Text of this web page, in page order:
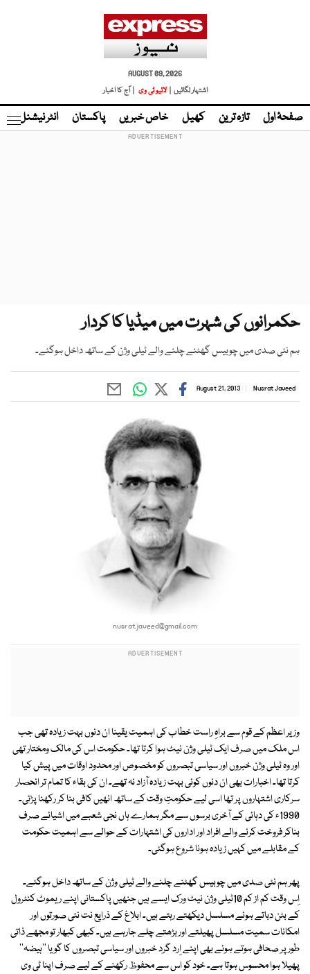
AUGUST 09, 2026
اشتہار لگائیں |
لائیو ٹی وی | آج کا اخبار
صفحۂ اول تازہ ترین کھیل خاص خبریں پاکستان انٹر نیشنل
حکمرانوں کی شہرت میں میڈیا کا کردار
ہم نئی صدی میں چوبیس گھٹنے چلنے والے ٹیلی وژن کے ساتھ داخل ہوگئے۔
Nusrat Javeed
August 21, 2013
nusrat.javeed@gmail.com
وزیر اعظم کے قوم سے براہِ راست خطاب کی اہمیت یقینا ان دنوں بہت زیادہ تھی جب
اس ملک میں صرف ایک ٹیلی وژن نیٹ ہوا کرتا تھا۔ حکومت اس کی مالک ومختار تھی
اور وہ ٹیلی وژن خبروں اور سیاسی تبصروں کو مخصوص اور محدود اوقات میں پیش کیا
کرتا تھا۔ اخبارات بھی ان دنوں کوئی بہت زیادہ آزاد نہ تھے۔ ان کی بقاء کا تمام تر انحصار
سرکاری اشتہاروں پر تھا اسی لیے حکومتِ وقت کے ساتھ انھیں کافی بنا کر رکھنا پڑتی۔
1990ء کی دہائی کے آخری برسوں سے مگر ہمارے ہاں نجی شعبے میں اشیائے صرف
بناکر فروخت کرنے والے افراد اور اداروں کی اشتہارات کے حوالے سے اہمیت حکومت
کے مقابلے میں کہیں زیادہ ہونا شروع ہوگئی۔
پھر ہم نئی صدی میں چوبیس گھٹنے چلنے والے ٹیلی وژن کے ساتھ داخل ہوگئے۔
اِس وقت کم از کم 10ٹیلی وژن نیٹ ورک ایسے ہیں جنھیں پاکستانی اپنے ریموٹ کنٹرول
کے بٹن دباتے ہوئے مسلسل دیکھتے رہتے ہیں۔ ابلاغ کے ذرایع نت نئی صورتوں اور
امکانات سمیت مسلسل پھیلتے اور بڑھتے چلے جارہے ہیں۔ کبھی کبھار تو مجھے ذاتی
طورپر صحافی ہوتے ہوئے بھی اپنے اِرد گرد خبروں اور سیاسی تبصروں کا گویا ''ہیضہ''
پھیلا ہوا محسوس ہوتا ہے۔ خود کو اس سے محفوظ رکھنے کے لیے صرف اپنا ٹی وی